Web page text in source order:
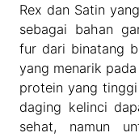
Rex dan Satin
sebagai bahan
fur dari binatang
yang menarik
protein yang
daging kelinci
sehat, namun